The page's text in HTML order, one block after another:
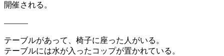
開催される。
―――
テーブルがあって、椅子に座った人がいる。
テーブルには水が入ったコップが置かれている。